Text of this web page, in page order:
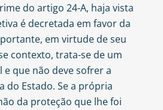
do artigo 24-A, haja vista
é decretada em favor da
em virtude de seu
contexto, trata-se de um
que não deve sofrer a
do Estado. Se a própria
da proteção que lhe foi